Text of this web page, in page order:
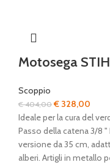
Motosega
Scoppio
€404,00Il
prezzo
originale
era:
€ 404,00.
€ 328,00
è:
€
Ideale per la cura del
Passo della catena 3/8
versione da 35 cm,
alberi. Artigli in metallo